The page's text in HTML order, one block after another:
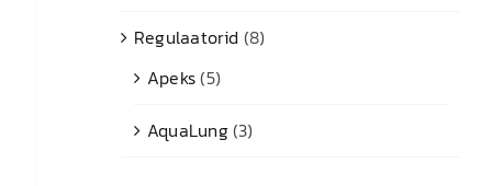
Regulaatorid (8)
Apeks(5)
AquaLung(3)